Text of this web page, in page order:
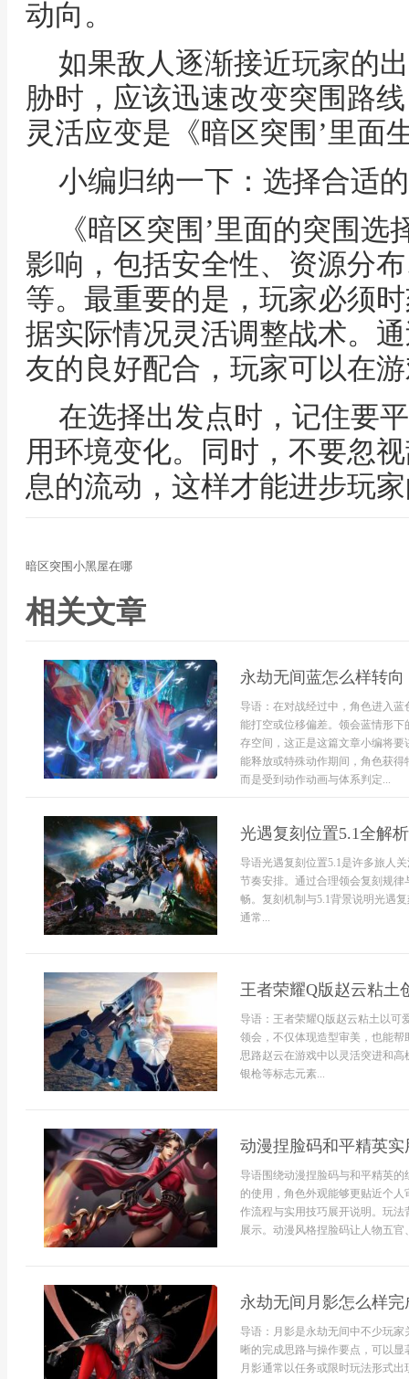
动向。
如果敌人逐渐接近玩家的
胁时，应该迅速改变突围路
灵活应变是《暗区突围’里面
小编归纳一下：选择合适
《暗区突围’里面的突围
影响，包括安全性、资源分
等。最重要的是，玩家必须
据实际情况灵活调整战术。
友的良好配合，玩家可以在
在选择出发点时，记住要
用环境变化。同时，不要忽
息的流动，这样才能进步玩
暗区突围小黑屋在哪
相关文章
永劫无间蓝怎么样转向
导语：在对战经过中，角色进入
能打空或位移偏差。领会蓝情形
存空间，这正是这篇文章小编将
能释放或特殊动作期间，角色获
而是受到动作动画与体系判定...
光遇复刻位置5.1全解析
导语光遇复刻位置5.1是许多旅人
节奏安排。通过合理领会复刻规
畅。复刻机制与5.1背景说明光遇
通常...
王者荣耀Q版赵云粘土
导语：王者荣耀Q版赵云粘土以可
领会，不仅体现造型审美，也能
思路赵云在游戏中以灵活突进和
银枪等标志元素...
动漫捏脸码和平精英实
导语围绕动漫捏脸码与和平精英
的使用，角色外观能够更贴近个
作流程与实用技巧展开说明。玩
展示。动漫风格捏脸码让人物五
永劫无间月影怎么样完
导语：月影是永劫无间中不少玩
晰的完成思路与操作要点，可以
月影通常以任务或限时玩法形式